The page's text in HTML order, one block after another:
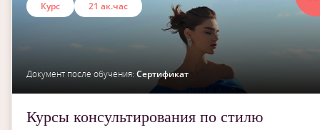
Курс 21 ак.час
Документ после обучения: Сертификат
Курсы консультирования по стилю